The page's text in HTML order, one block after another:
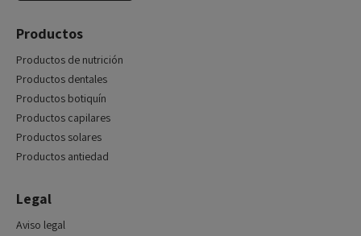
Productos
Productos de nutrición
Productos dentales
Productos botiquín
Productos capilares
Productos solares
Productos antiedad
Legal
Aviso legal